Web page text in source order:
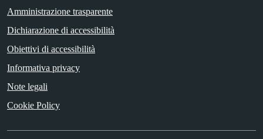
Amministrazione trasparente
Dichiarazione di accessibilità
Obiettivi di accessibilità
Informativa privacy
Note legali
Cookie Policy